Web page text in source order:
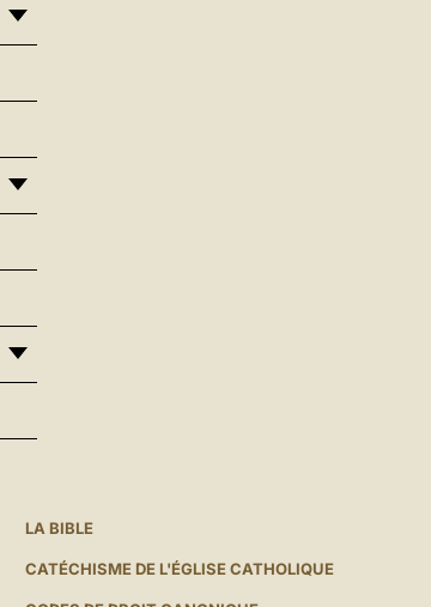
LA BIBLE
CATÉCHISME DE L'ÉGLISE CATHOLIQUE